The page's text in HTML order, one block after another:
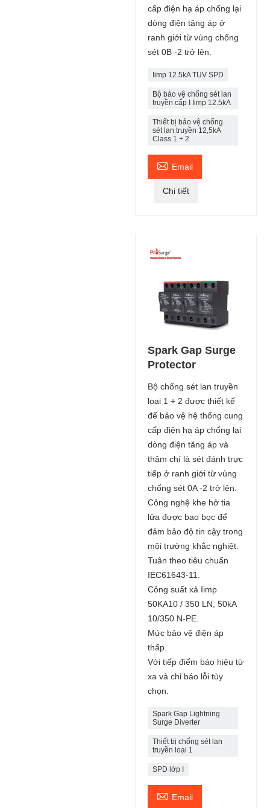
cấp điện hạ áp chống lại
dòng điện tăng áp ở
ranh giới từ vùng chống
sét 0B -2 trở lên.
Iimp 12.5kA TUV SPD
Bộ bảo vệ chống sét lan
truyền cấp I Iimp 12.5kA
Thiết bị bảo vệ chống
sét lan truyền 12,5kA
Class 1 + 2
 Email
Chi tiết
Spark Gap Surge
Protector
Bộ chống sét lan truyền
loại 1 + 2 được thiết kế
để bảo vệ hệ thống cung
cấp điện hạ áp chống lại
dòng điện tăng áp và
thậm chí là sét đánh trực
tiếp ở ranh giới từ vùng
chống sét 0A -2 trở lên.
Công nghệ khe hở tia
lửa được bao bọc để
đảm bảo độ tin cậy trong
môi trường khắc nghiệt.
Tuân theo tiêu chuẩn
IEC61643-11.
Công suất xả Iimp
50KA10 / 350 LN, 50kA
10/350 N-PE.
Mức bảo vệ điện áp
thấp.
Với tiếp điểm báo hiệu từ
xa và chỉ báo lỗi tùy
chọn.
Spark Gap Lightning
Surge Diverter
Thiết bị chống sét lan
truyền loại 1
SPD lớp I
 Email